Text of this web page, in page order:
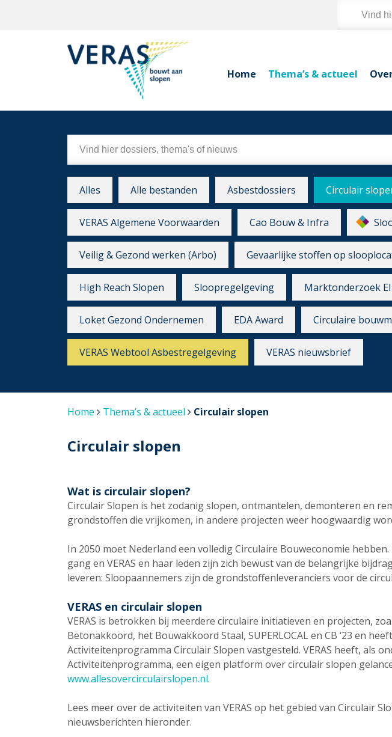
Home Thema’s & actueel
Alles Alle bestanden Asbestdossiers Circulair
VERAS Algemene Voorwaarden Cao Bouw & Infra
Veilig & Gezond werken (Arbo) Gevaarlijke stoffen op
High Reach Slopen Sloopregelgeving Marktonderzoek
Loket Gezond Ondernemen EDA Award Circulaire
VERAS Webtool Asbestregelgeving VERAS nieuwsbrief
Home Thema’s & actueel Circulair slopen
Circulair slopen
Wat is circulair slopen?
Circulair Slopen is het zodanig slopen, ontmantelen, demonteren en
grondstoffen die vrijkomen, in andere projecten weer hoogwaardig
In 2050 moet Nederland een volledig Circulaire Bouweconomie
gang en VERAS en haar leden zijn zich bewust van de belangrijke
leveren: Sloopaannemers zijn de grondstoffenleveranciers voor de
VERAS en circulair slopen
VERAS is betrokken bij meerdere circulaire initiatieven en projecten,
Betonakkoord, het Bouwakkoord Staal, SUPERLOCAL en CB ‘23 en
Activiteitenprogramma Circulair Slopen vastgesteld. VERAS heeft, als
Activiteitenprogramma, een eigen platform over circulair slopen
www.allesovercirculairslopen.nl.
Lees meer over de activiteiten van VERAS op het gebied van Circulair
nieuwsberichten hieronder.